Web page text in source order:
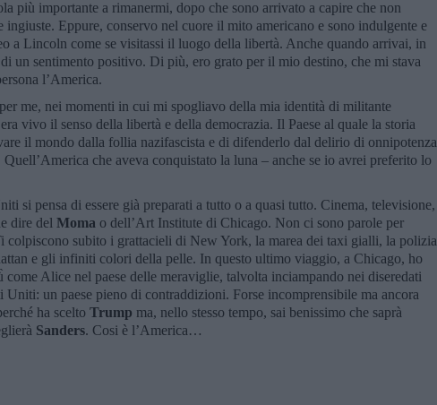
più importante a rimanermi, dopo che sono arrivato a capire che non
ingiuste. Eppure, conservo nel cuore il mito americano e sono indulgente e
a Lincoln come se visitassi il luogo della libertà. Anche quando arrivai, in
un sentimento positivo. Di più, ero grato per il mio destino, che mi stava
l’America.
me, nei momenti in cui mi spogliavo della mia identità di militante
vivo il senso della libertà e della democrazia. Il Paese al quale la storia
il mondo dalla follia nazifascista e di difenderlo dal delirio di onnipotenza
che aveva conquistato la luna – anche se io avrei preferito lo
si pensa di essere già preparati a tutto o a quasi tutto. Cinema, televisione,
dire del Moma o dell’Art Institute di Chicago. Non ci sono parole per
colpiscono subito i grattacieli di New York, la marea dei taxi gialli, la polizia
e gli infiniti colori della pelle. In questo ultimo viaggio, a Chicago, ho
come Alice nel paese delle meraviglie, talvolta inciampando nei diseredati
Uniti: un paese pieno di contraddizioni. Forse incomprensibile ma ancora
ha scelto Trump ma, nello stesso tempo, sai benissimo che saprà
Sanders. Cosi è l’America…